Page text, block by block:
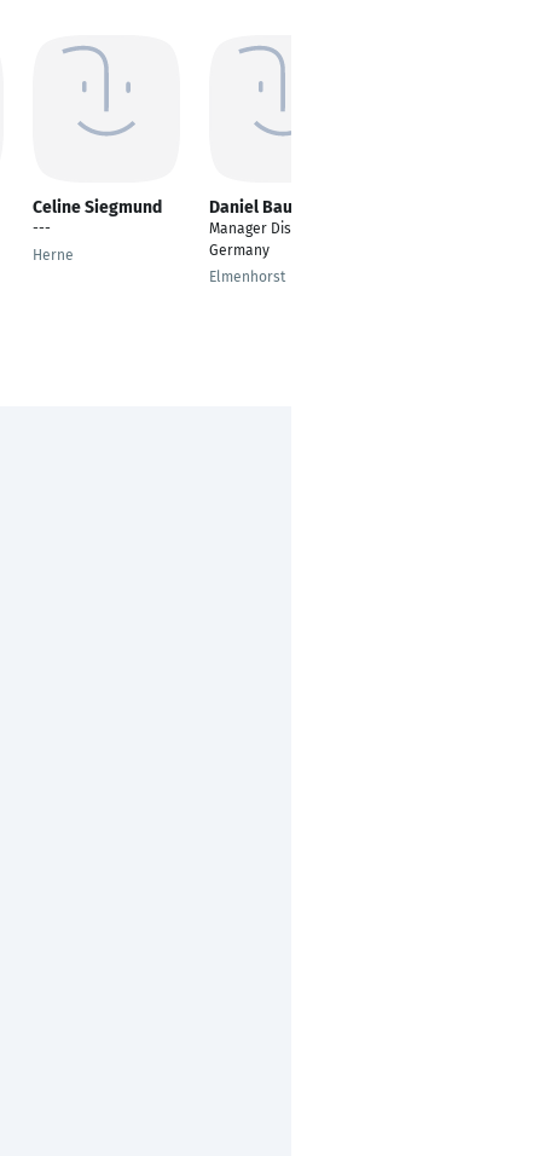
Celine Siegmund
---
Herne
Daniel Baumgart
Manager Dispatching
Germany
Elmenhorst